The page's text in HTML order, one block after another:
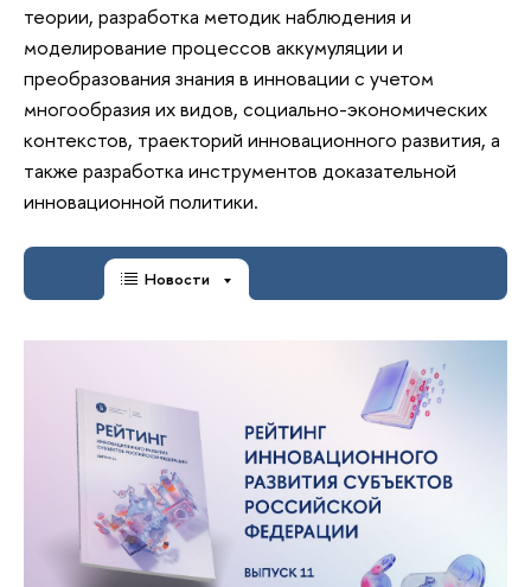
теории, разработка методик наблюдения и
моделирование процессов аккумуляции и
преобразования знания в инновации с учетом
многообразия их видов, социально-экономических
контекстов, траекторий инновационного развития, а
также разработка инструментов доказательной
инновационной политики.
Новости